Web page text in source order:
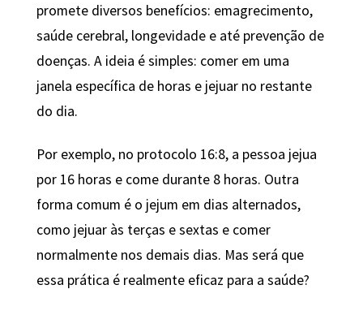
promete diversos benefícios: emagrecimento,
saúde cerebral, longevidade e até prevenção de
doenças. A ideia é simples: comer em uma
janela específica de horas e jejuar no restante
do dia.
Por exemplo, no protocolo 16:8, a pessoa jejua
por 16 horas e come durante 8 horas. Outra
forma comum é o jejum em dias alternados,
como jejuar às terças e sextas e comer
normalmente nos demais dias. Mas será que
essa prática é realmente eficaz para a saúde?